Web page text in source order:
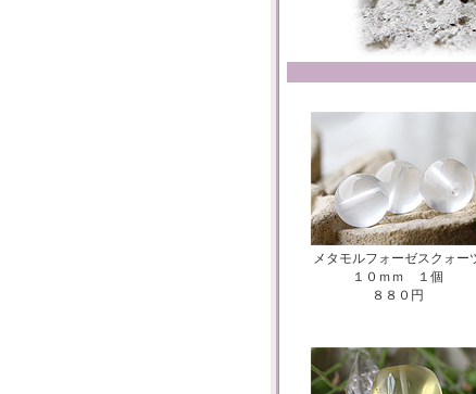
メタモルフォーゼスクォー
１０ｍｍ １個
８８０円